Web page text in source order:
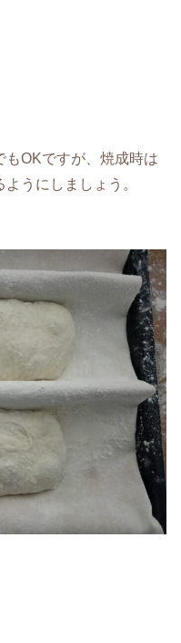
OKですが、焼成時は
うにしましょう。